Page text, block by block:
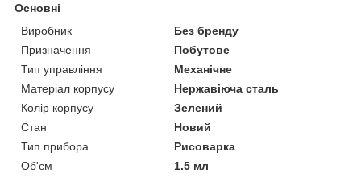
Основні
Виробник
Без бренду
Призначення
Побутове
Тип управління
Механічне
Матеріал корпусу
Нержавіюча сталь
Колір корпусу
Зелений
Стан
Новий
Тип прибора
Рисоварка
Об'єм
1.5 мл